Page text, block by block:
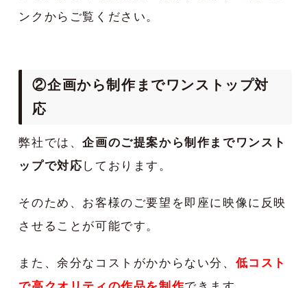
ンクからご覧ください。
②企画から制作までワンストップ対
応
弊社では、企画のご提案から制作までワンスト
ップで対応 しております。
そのため、お客様のご要望を即座に映像に反映
させることが可能です。
また、余分なコストがかからない分、 低コスト